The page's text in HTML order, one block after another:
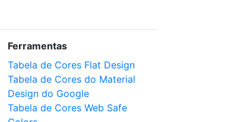
Ferramentas
Tabela de Cores Flat Design
Tabela de Cores do Material
Design do Google
Tabela de Cores Web Safe